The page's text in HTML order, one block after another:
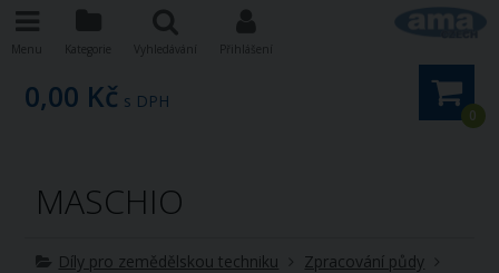
0
0,00 Kč s DPH
MASCHIO
Díly pro zemědělskou techniku
Zpracování půdy
Menu Kategorie Vyhledávání Přihlášení